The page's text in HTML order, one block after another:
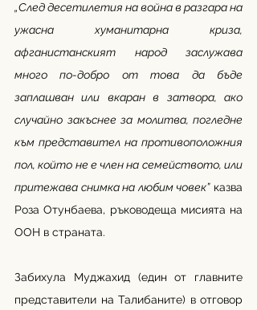
„След десетилетия на война в разгара на
ужасна хуманитарна криза,
афганистанският народ заслужава
много по-добро от това да бъде
заплашван или вкаран в затвора, ако
случайно закъснее за молитва, погледне
към представител на противоположния
пол, който не е член на семейството, или
притежава снимка на любим човек” казва
Роза Отунбаева, ръководеща мисията на
ООН в страната.
Забихула Муджахид (един от главните
представители на Талибаните) в отговор